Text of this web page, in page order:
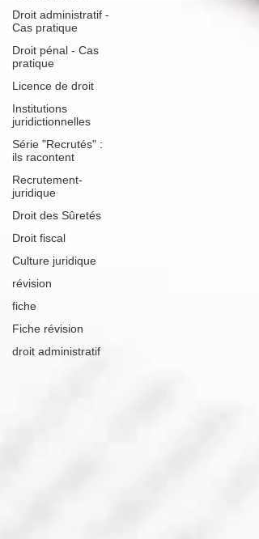
Droit administratif -
Cas pratique
Droit pénal - Cas
pratique
Licence de droit
Institutions
juridictionnelles
Série "Recrutés" :
ils racontent
Recrutement-
juridique
Droit des Sûretés
Droit fiscal
Culture juridique
révision
fiche
Fiche révision
droit administratif